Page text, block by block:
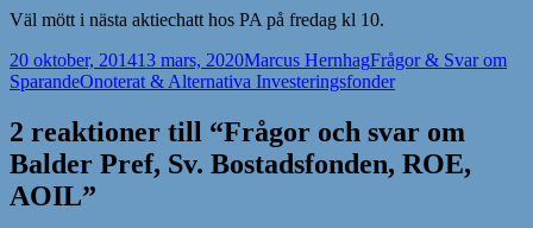
Väl mött i nästa aktiechatt hos PA på fredag kl 10.
Postat
20 oktober, 201413 mars, 2020Författare
Marcus HernhagKategorier
Frågor & Svar om
SparandeTaggar
Onoterat & Alternativa Investeringsfonder
2 reaktioner till “Frågor och svar om
Balder Pref, Sv. Bostadsfonden, ROE,
AOIL”